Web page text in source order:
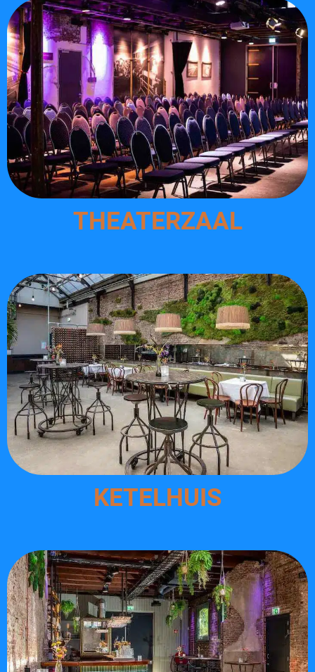
THEATERZAAL
KETELHUIS